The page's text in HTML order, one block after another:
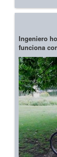
Ingeniero
funciona